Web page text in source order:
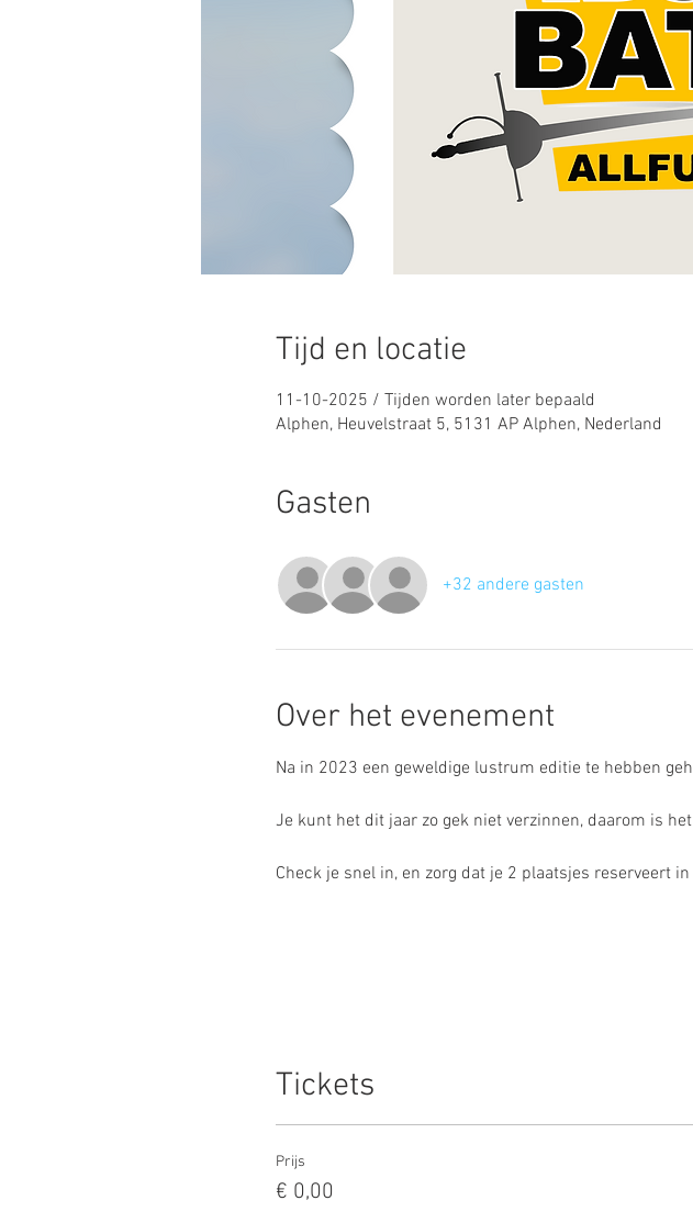
Tijd en locatie
11-10-2025 / Tijden worden later bepaald
Alphen, Heuvelstraat 5, 5131 AP Alphen, Nederland
Gasten
+32 andere gasten
Over het evenement
Na in 2023 een geweldige lustrum editie te hebben
Je kunt het dit jaar zo gek niet verzinnen, daarom is
Check je snel in, en zorg dat je 2 plaatsjes reserveert
Tickets
Prijs
€ 0,00